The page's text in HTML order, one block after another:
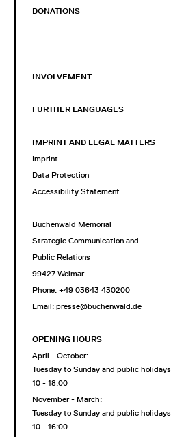
DONATIONS
INVOLVEMENT
FURTHER LANGUAGES
IMPRINT AND LEGAL MATTERS
Imprint
Data Protection
Accessibility Statement
Buchenwald Memorial
Strategic Communication and
Public Relations
99427 Weimar
Phone: +49 03643 430200
Email: presse@buchenwald.de
OPENING HOURS
April - October:
Tuesday to Sunday and public holidays
10 - 18:00
November - March:
Tuesday to Sunday and public holidays
10 - 16:00